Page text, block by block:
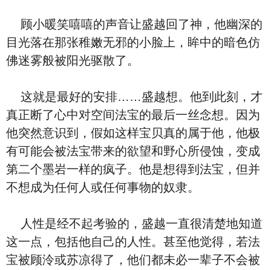
顾小暖笑嘻嘻的声音让盛越回了神，他幽深的
目光落在那张稚嫩无邪的小脸上，眸中的暗色仿
佛迷雾般被阳光驱散了。
这就是最好的安排……盛越想。他到此刻，才
真正断了心中对空间法宝的最后一丝念想。因为
他突然意识到，假如这样宝贝真的属于他，他极
有可能会被法宝带来的欲望和野心所侵蚀，变成
第二个墨岩一样的疯子。他是想得到法宝，但并
不想成为任何人或任何事物的奴隶。
人性是经不起考验的，盛越一直很清楚地知道
这一点，包括他自己的人性。甚至他觉得，若法
宝被顾泠或苏凉得了，他们都未必一辈子不会被